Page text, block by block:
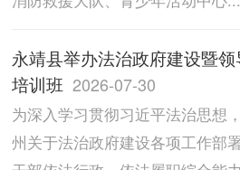
永靖县举办法治政府建设暨
培训班 2026-07-30
为深入学习贯彻习近平法治思想
州关于法治政府建设各项工作部